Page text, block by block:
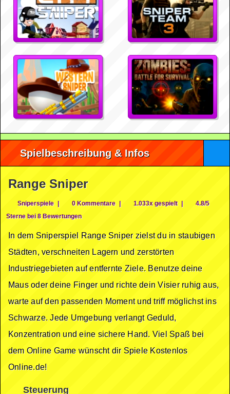
Spielbeschreibung & Infos
Range Sniper
Sniperspiele | 0 Kommentare | 1.033x gespielt |
4.8/5
Sterne bei 8 Bewertungen
In dem Sniperspiel Range Sniper zielst du in staubigen
Städten, verschneiten Lagern und zerstörten
Industriegebieten auf entfernte Ziele. Benutze deine
Maus oder deine Finger und richte dein Visier ruhig aus,
warte auf den passenden Moment und triff möglichst ins
Schwarze. Jede Umgebung verlangt Geduld,
Konzentration und eine sichere Hand. Viel Spaß bei
dem Online Game wünscht dir Spiele Kostenlos
Online.de!
Steuerung